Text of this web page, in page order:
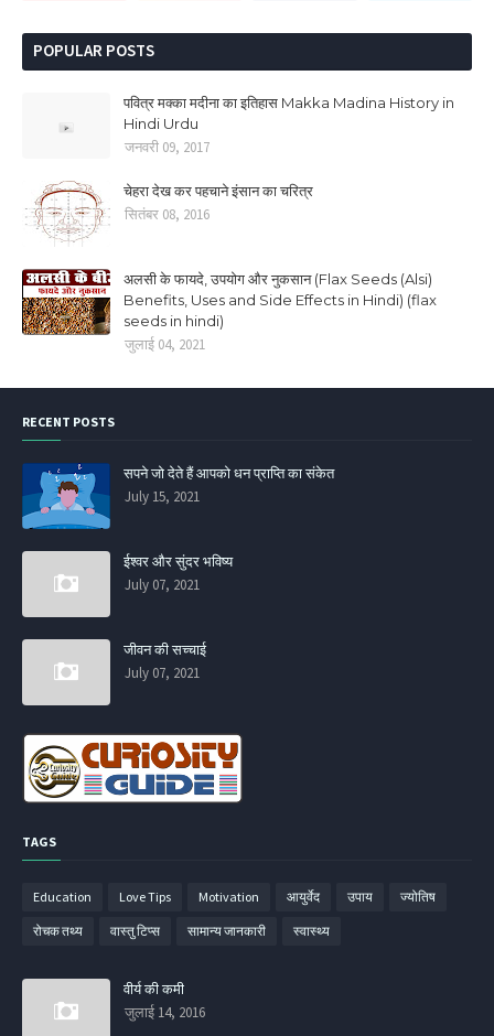
POPULAR POSTS
पवित्र मक्का मदीना का इतिहास Makka Madina History in
Hindi Urdu
जनवरी 09, 2017
चेहरा देख कर पहचाने इंसान का चरित्र
सितंबर 08, 2016
अलसी के फायदे, उपयोग और नुकसान (Flax Seeds (Alsi)
Benefits, Uses and Side Effects in Hindi) (flax
seeds in hindi)
जुलाई 04, 2021
RECENT POSTS
सपने जो देते हैं आपको धन प्राप्ति का संकेत
July 15, 2021
ईश्वर और सुंदर भविष्य
July 07, 2021
जीवन की सच्चाई
July 07, 2021
TAGS
Education Love Tips Motivation आयुर्वेद उपाय ज्‍योतिष
रोचक तथ्‍य वास्‍तु टिप्‍स सामान्‍य जानकारी स्‍वास्‍थ्‍य
वीर्य की कमी
जुलाई 14, 2016